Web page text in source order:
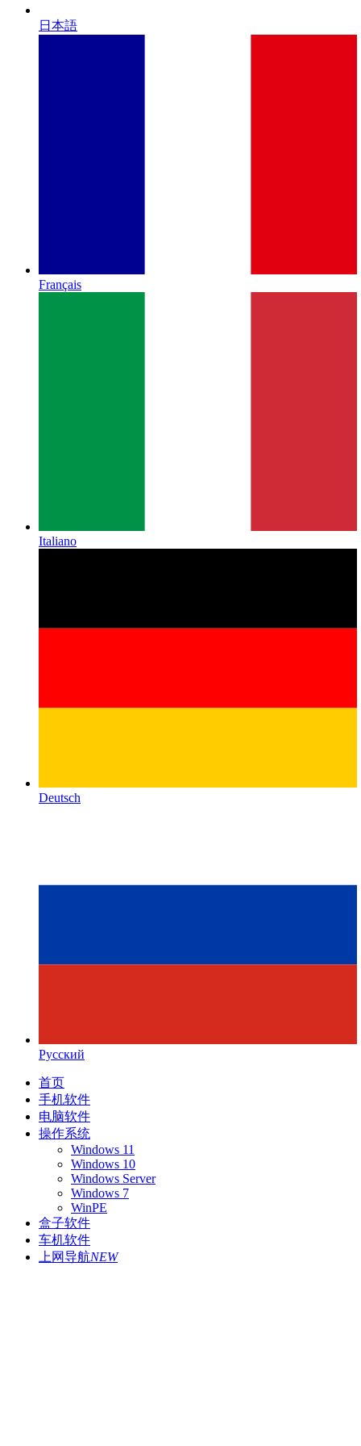
日本語
Français
Italiano
Deutsch
Русский
首页
手机软件
电脑软件
操作系统
Windows 11
Windows 10
Windows Server
Windows 7
WinPE
盒子软件
车机软件
上网导航NEW